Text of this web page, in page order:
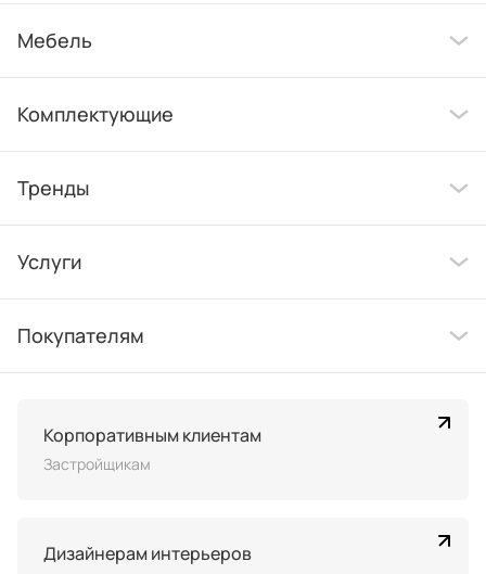
Мебель
Комплектующие
Тренды
Услуги
Покупателям
Корпоративным клиентам
Застройщикам
Дизайнерам интерьеров